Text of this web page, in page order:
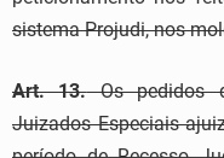
sistema Projudi, nos
Art. 13.Os pedidos
Juizados Especiais